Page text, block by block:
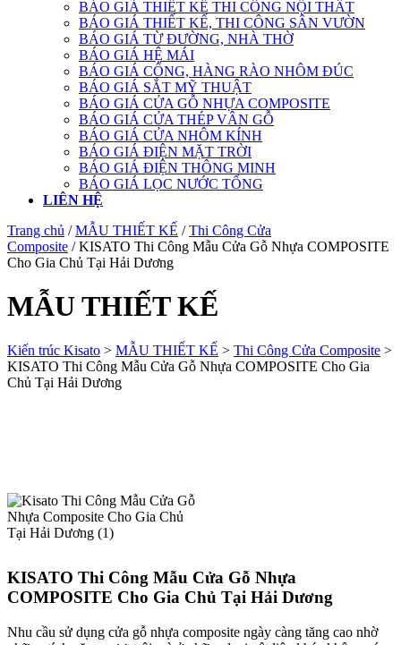
BÁO GIÁ THIẾT KẾ THI CÔNG NỘI THẤT
BÁO GIÁ THIẾT KẾ, THI CÔNG SÂN VƯỜN
BÁO GIÁ TỪ ĐƯỜNG, NHÀ THỜ
BÁO GIÁ HỆ MÁI
BÁO GIÁ CỔNG, HÀNG RÀO NHÔM ĐÚC
BÁO GIÁ SẮT MỸ THUẬT
BÁO GIÁ CỬA GỖ NHỰA COMPOSITE
BÁO GIÁ CỬA THÉP VÂN GỖ
BÁO GIÁ CỬA NHÔM KÍNH
BÁO GIÁ ĐIỆN MẶT TRỜI
BÁO GIÁ ĐIỆN THÔNG MINH
BÁO GIÁ LỌC NƯỚC TỔNG
LIÊN HỆ
Trang chủ /MẪU THIẾT KẾ /Thi Công Cửa
Composite / KISATO Thi Công Mẫu Cửa Gỗ Nhựa COMPOSITE
Cho Gia Chủ Tại Hải Dương
MẪU THIẾT KẾ
Kiến trúc Kisato > MẪU THIẾT KẾ > Thi Công Cửa Composite >
KISATO Thi Công Mẫu Cửa Gỗ Nhựa COMPOSITE Cho Gia
Chủ Tại Hải Dương
KISATO Thi Công Mẫu Cửa Gỗ Nhựa
COMPOSITE Cho Gia Chủ Tại Hải Dương
Nhu cầu sử dụng cửa gỗ nhựa composite ngày càng tăng cao nhờ